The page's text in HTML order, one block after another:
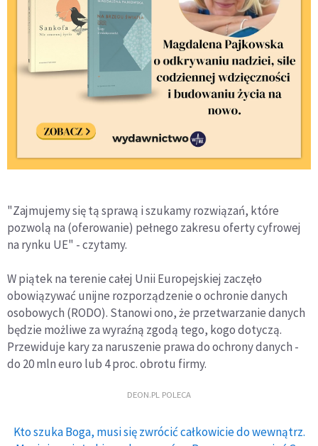
"Zajmujemy się tą sprawą i szukamy rozwiązań, które
pozwolą na (oferowanie) pełnego zakresu oferty cyfrowej
na rynku UE" - czytamy.
W piątek na terenie całej Unii Europejskiej zaczęło
obowiązywać unijne rozporządzenie o ochronie danych
osobowych (RODO). Stanowi ono, że przetwarzanie danych
będzie możliwe za wyraźną zgodą tego, kogo dotyczą.
Przewiduje kary za naruszenie prawa do ochrony danych -
do 20 mln euro lub 4 proc. obrotu firmy.
DEON.PL POLECA
Kto szuka Boga, musi się zwrócić całkowicie do wewnątrz.